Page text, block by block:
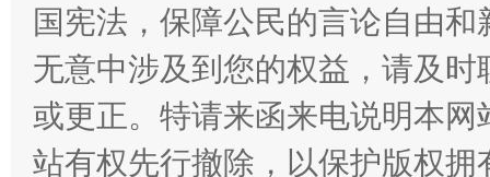
受贿1.44亿！段成刚被判无期 从幼
国宪法，保障公民的言论自由
无意中涉及到您的权益，请及
或更正。特请来函来电说明本
站有权先行撤除，以保护版权